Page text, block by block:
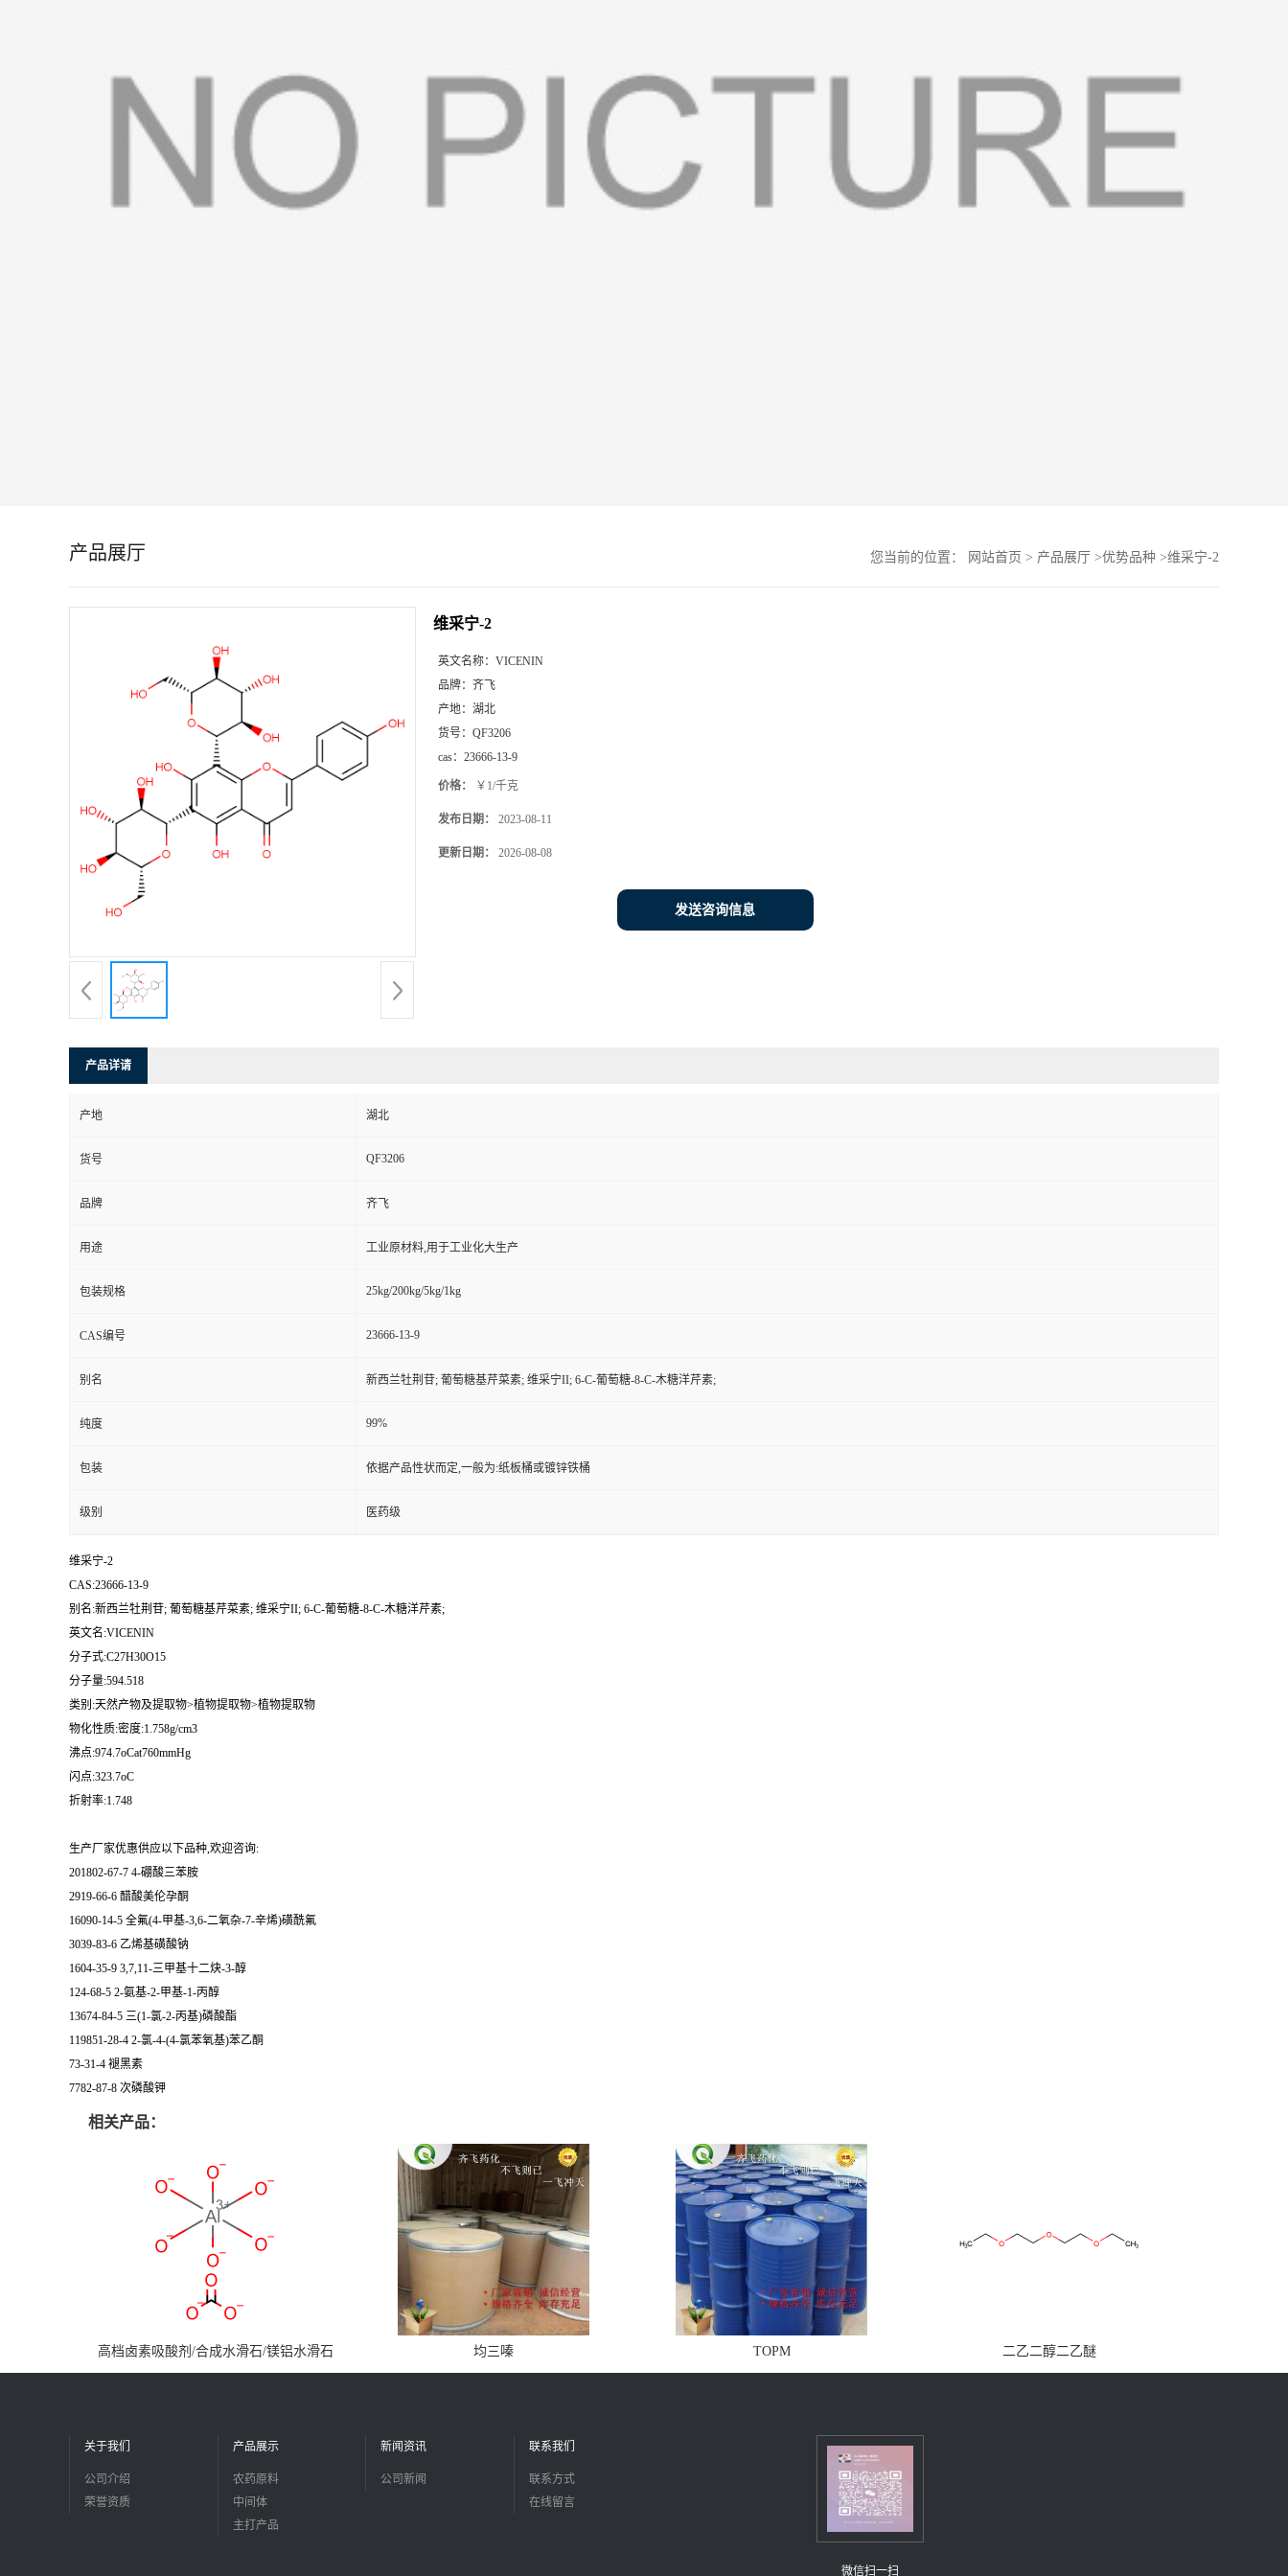
产品展厅 您当前的位置： 网站首页 > 产品展厅 >优势品种 >维采宁-2
维采宁-2
英文名称： VICENIN
品牌： 齐飞
产地： 湖北
货号： QF3206
cas： 23666-13-9
价格： ￥1/千克
发布日期： 2023-08-11
更新日期： 2026-08-08
发送咨询信息
产品详请
产地 湖北
货号 QF3206
品牌 齐飞
用途 工业原材料,用于工业化大生产
包装规格 25kg/200kg/5kg/1kg
CAS编号 23666-13-9
别名 新西兰牡荆苷; 葡萄糖基芹菜素; 维采宁II; 6-C-葡萄糖-8-C-木糖洋芹素;
纯度 99%
包装 依据产品性状而定,一般为:纸板桶或镀锌铁桶
级别 医药级
维采宁-2
CAS:23666-13-9
别名:新西兰牡荆苷; 葡萄糖基芹菜素; 维采宁II; 6-C-葡萄糖-8-C-木糖洋芹素;
英文名:VICENIN
分子式:C27H30O15
分子量:594.518
类别:天然产物及提取物>植物提取物>植物提取物
物化性质:密度:1.758g/cm3
沸点:974.7oCat760mmHg
闪点:323.7oC
折射率:1.748
生产厂家优惠供应以下品种,欢迎咨询:
201802-67-7 4-硼酸三苯胺
2919-66-6 醋酸美伦孕酮
16090-14-5 全氟(4-甲基-3,6-二氧杂-7-辛烯)磺酰氟
3039-83-6 乙烯基磺酸钠
1604-35-9 3,7,11-三甲基十二炔-3-醇
124-68-5 2-氨基-2-甲基-1-丙醇
13674-84-5 三(1-氯-2-丙基)磷酸酯
119851-28-4 2-氯-4-(4-氯苯氧基)苯乙酮
73-31-4 褪黑素
7782-87-8 次磷酸钾
相关产品：
高档卤素吸酸剂/合成水滑石/镁铝水滑石 均三嗪 TOPM 二乙二醇二乙醚
关于我们
公司介绍
荣誉资质
产品展示
农药原料
中间体
主打产品
新闻资讯
公司新闻
联系我们
联系方式
在线留言
微信扫一扫